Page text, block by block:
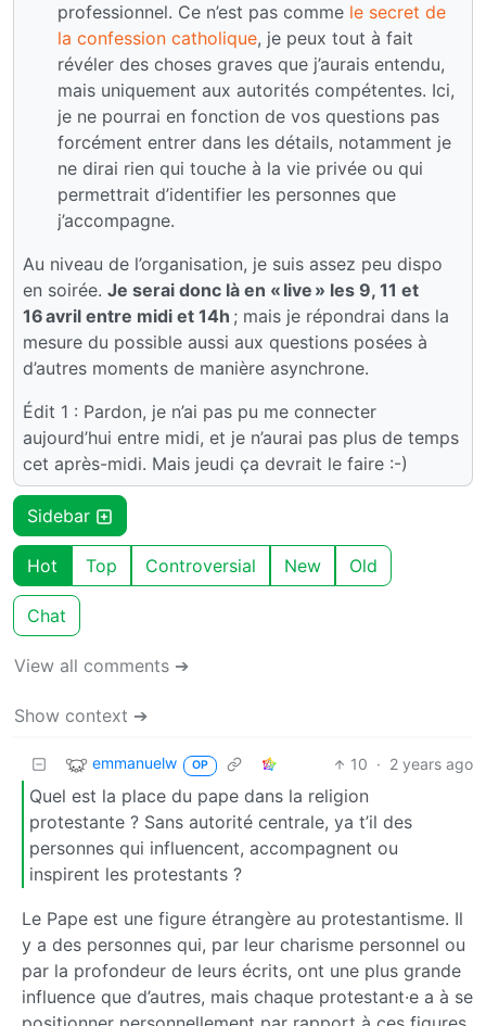
professionnel. Ce n’est pas comme le secret de
la confession catholique, je peux tout à fait
révéler des choses graves que j’aurais entendu,
mais uniquement aux autorités compétentes. Ici,
je ne pourrai en fonction de vos questions pas
forcément entrer dans les détails, notamment je
ne dirai rien qui touche à la vie privée ou qui
permettrait d’identifier les personnes que
j’accompagne.
Au niveau de l’organisation, je suis assez peu dispo
en soirée. Je serai donc là en « live » les 9, 11 et
16 avril entre midi et 14h ; mais je répondrai dans la
mesure du possible aussi aux questions posées à
d’autres moments de manière asynchrone.
Édit 1 : Pardon, je n’ai pas pu me connecter
aujourd’hui entre midi, et je n’aurai pas plus de temps
cet après-midi. Mais jeudi ça devrait le faire :-)
Sidebar
Hot Top Controversial New Old
Chat
View all comments ➔
Show context ➔
emmanuelw OP 10 · 2 years ago
Quel est la place du pape dans la religion
protestante ? Sans autorité centrale, ya t’il des
personnes qui influencent, accompagnent ou
inspirent les protestants ?
Le Pape est une figure étrangère au protestantisme. Il
y a des personnes qui, par leur charisme personnel ou
par la profondeur de leurs écrits, ont une plus grande
influence que d’autres, mais chaque protestant·e a à se